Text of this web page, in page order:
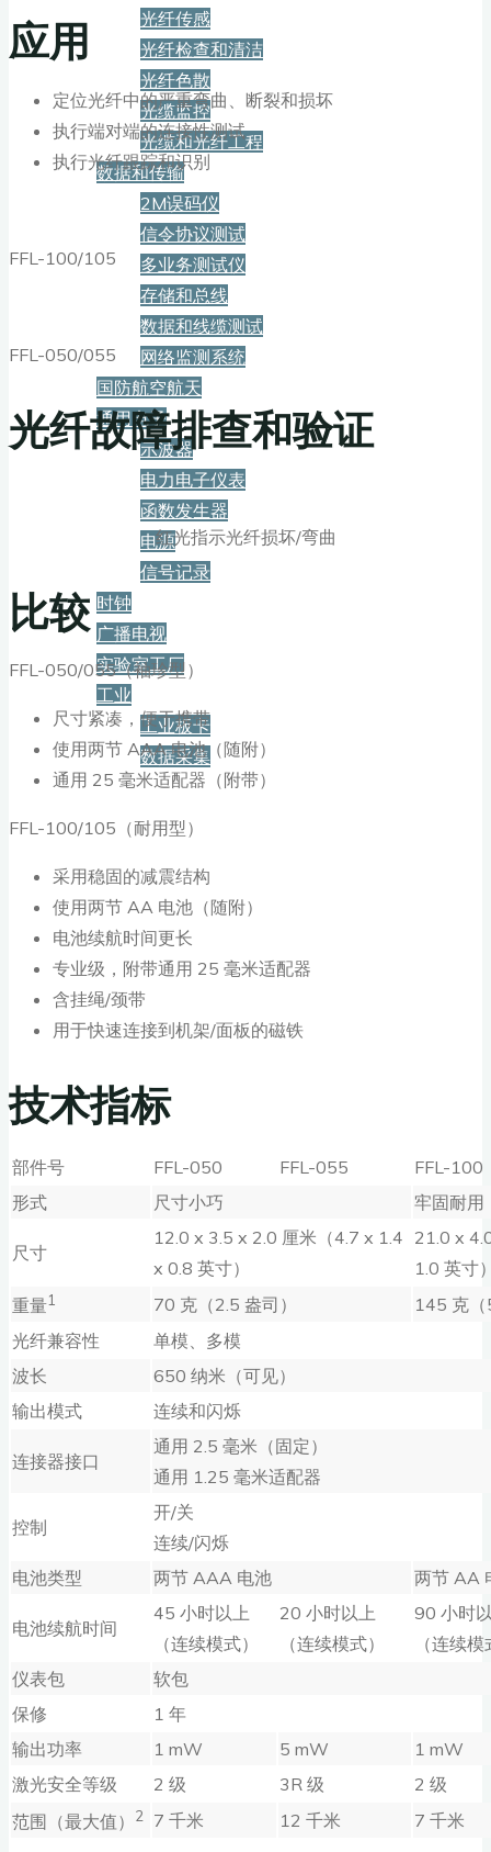
光纤传感
光纤检查和清洁
光纤色散
光缆监控
光缆和光纤工程
数据和传输
2M误码仪
信令协议测试
多业务测试仪
存储和总线
数据和线缆测试
网络监测系统
国防航空航天
通用电子
示波器
电力电子仪表
函数发生器
电源
信号记录
时钟
广播电视
实验室工厂
工业
工业板卡
数据采集
资源下载
新闻
应用
定位光纤中的严重弯曲、断裂和损坏
执行端对端的连接性测试
执行光纤跟踪和识别
FFL-100/105
FFL-050/055
光纤故障排查和验证
红光指示光纤损坏/弯曲
比较
FFL-050/055（袖珍型）
尺寸紧凑，便于携带
使用两节 AAA 电池（随附）
通用 25 毫米适配器（附带）
FFL-100/105（耐用型）
采用稳固的减震结构
使用两节 AA 电池（随附）
电池续航时间更长
专业级，附带通用 25 毫米适配器
含挂绳/颈带
用于快速连接到机架/面板的磁铁
技术指标
部件号 FFL-050 FFL-055
FFL-100
形式
尺寸小巧 牢固耐用
尺寸
12.0 x 3.5 x 2.0 厘米（4.7 x 1.4
x 0.8 英寸）
21.0 x
1.0 英寸
重量1 70 克（2.5 盎司）
145 克
光纤兼容性
单模、多模
波长
650 纳米（可见）
输出模式
连续和闪烁
连接器接口
通用 2.5 毫米（固定）
通用 1.25 毫米适配器
控制
开/关
连续/闪烁
电池类型
两节 AAA 电池 两节 AA
电池续航时间
45 小时以上
（连续模式）
20 小时以上
（连续模式）
90 小时
（连续
仪表包
软包
保修
1 年
输出功率
1 mW 5 mW
1 mW
激光安全等级
2 级 3R 级
2 级
范围（最大值）
2 7 千米 12 千米 7 千米